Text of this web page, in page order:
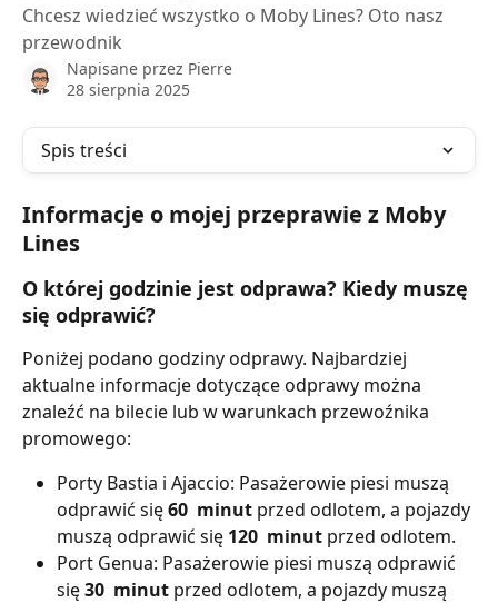
Chcesz wiedzieć wszystko o Moby Lines? Oto nasz
przewodnik
Napisane przez Pierre
28 sierpnia 2025
Spis treści
Informacje o mojej przeprawie z Moby
Lines
O której godzinie jest odprawa? Kiedy muszę
się odprawić?
Poniżej podano godziny odprawy. Najbardziej
aktualne informacje dotyczące odprawy można
znaleźć na bilecie lub w warunkach przewoźnika
promowego:
Porty Bastia i Ajaccio: Pasażerowie piesi muszą
odprawić się 60 minut przed odlotem, a pojazdy
muszą odprawić się 120 minut przed odlotem.
Port Genua: Pasażerowie piesi muszą odprawić
się 30 minut przed odlotem, a pojazdy muszą